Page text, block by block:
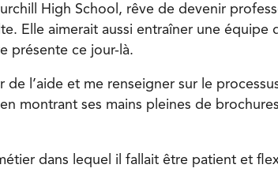
High School, rêve de devenir
Elle aimerait aussi entraîner une équipe
présente ce jour-là.
l’aide et me renseigner sur le
montrant ses mains pleines de
dans lequel il fallait être patient et